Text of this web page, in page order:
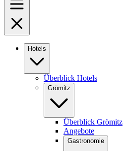
Hotels
Überblick Hotels
Grömitz
Überblick Grömitz
Angebote
Gastronomie